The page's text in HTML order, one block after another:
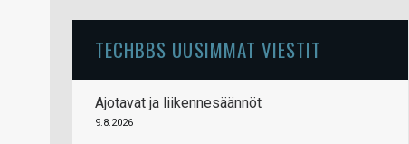
TECHBBS UUSIMMAT VIESTIT
Ajotavat ja liikennesäännöt
9.8.2026